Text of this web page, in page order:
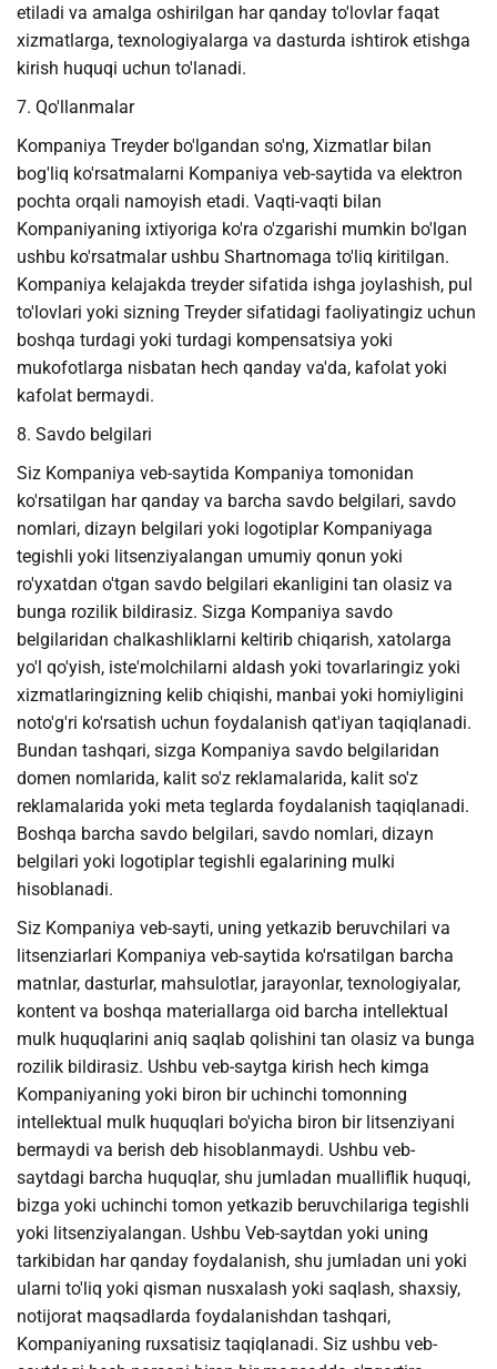
etiladi va amalga oshirilgan har qanday to'lovlar faqat
xizmatlarga, texnologiyalarga va dasturda ishtirok etishga
kirish huquqi uchun to'lanadi.
7. Qo'llanmalar
Kompaniya Treyder bo'lgandan so'ng, Xizmatlar bilan
bog'liq ko'rsatmalarni Kompaniya veb-saytida va elektron
pochta orqali namoyish etadi. Vaqti-vaqti bilan
Kompaniyaning ixtiyoriga ko'ra o'zgarishi mumkin bo'lgan
ushbu ko'rsatmalar ushbu Shartnomaga to'liq kiritilgan.
Kompaniya kelajakda treyder sifatida ishga joylashish, pul
to'lovlari yoki sizning Treyder sifatidagi faoliyatingiz uchun
boshqa turdagi yoki turdagi kompensatsiya yoki
mukofotlarga nisbatan hech qanday va'da, kafolat yoki
kafolat bermaydi.
8. Savdo belgilari
Siz Kompaniya veb-saytida Kompaniya tomonidan
ko'rsatilgan har qanday va barcha savdo belgilari, savdo
nomlari, dizayn belgilari yoki logotiplar Kompaniyaga
tegishli yoki litsenziyalangan umumiy qonun yoki
ro'yxatdan o'tgan savdo belgilari ekanligini tan olasiz va
bunga rozilik bildirasiz. Sizga Kompaniya savdo
belgilaridan chalkashliklarni keltirib chiqarish, xatolarga
yo'l qo'yish, iste'molchilarni aldash yoki tovarlaringiz yoki
xizmatlaringizning kelib chiqishi, manbai yoki homiyligini
noto'g'ri ko'rsatish uchun foydalanish qat'iyan taqiqlanadi.
Bundan tashqari, sizga Kompaniya savdo belgilaridan
domen nomlarida, kalit so'z reklamalarida, kalit so'z
reklamalarida yoki meta teglarda foydalanish taqiqlanadi.
Boshqa barcha savdo belgilari, savdo nomlari, dizayn
belgilari yoki logotiplar tegishli egalarining mulki
hisoblanadi.
Siz Kompaniya veb-sayti, uning yetkazib beruvchilari va
litsenziarlari Kompaniya veb-saytida ko'rsatilgan barcha
matnlar, dasturlar, mahsulotlar, jarayonlar, texnologiyalar,
kontent va boshqa materiallarga oid barcha intellektual
mulk huquqlarini aniq saqlab qolishini tan olasiz va bunga
rozilik bildirasiz. Ushbu veb-saytga kirish hech kimga
Kompaniyaning yoki biron bir uchinchi tomonning
intellektual mulk huquqlari bo'yicha biron bir litsenziyani
bermaydi va berish deb hisoblanmaydi. Ushbu veb-
saytdagi barcha huquqlar, shu jumladan mualliflik huquqi,
bizga yoki uchinchi tomon yetkazib beruvchilariga tegishli
yoki litsenziyalangan. Ushbu Veb-saytdan yoki uning
tarkibidan har qanday foydalanish, shu jumladan uni yoki
ularni to'liq yoki qisman nusxalash yoki saqlash, shaxsiy,
notijorat maqsadlarda foydalanishdan tashqari,
Kompaniyaning ruxsatisiz taqiqlanadi. Siz ushbu veb-